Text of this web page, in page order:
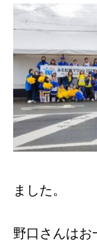
ました。
野口さんはお